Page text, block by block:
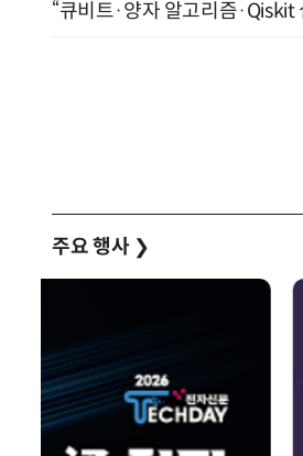
“큐비트·양자 알고리즘
주요 행사 ❯